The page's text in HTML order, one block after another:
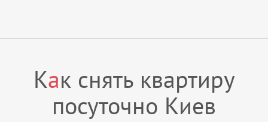
Как снять квартиру
посуточно Киев